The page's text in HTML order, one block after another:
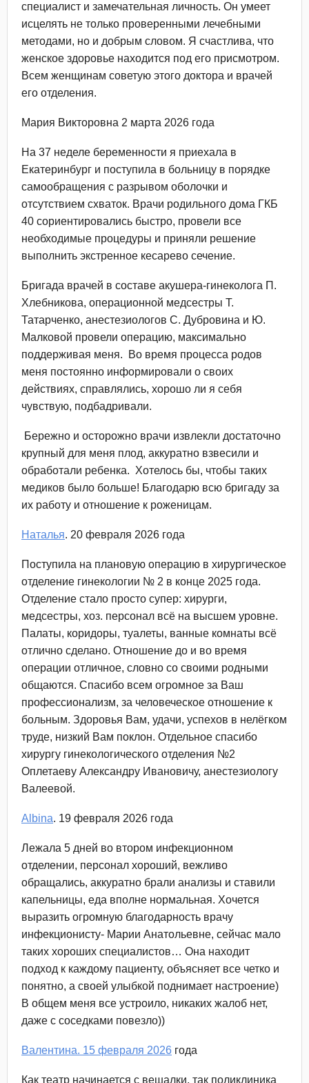
специалист и замечательная личность. Он умеет
исцелять не только проверенными лечебными
методами, но и добрым словом. Я счастлива, что
женское здоровье находится под его присмотром.
Всем женщинам советую этого доктора и врачей
его отделения.
Мария Викторовна 2 марта 2026 года
На 37 неделе беременности я приехала в
Екатеринбург и поступила в больницу в порядке
самообращения с разрывом оболочки и
отсутствием схваток. Врачи родильного дома ГКБ
40 сориентировались быстро, провели все
необходимые процедуры и приняли решение
выполнить экстренное кесарево сечение.
Бригада врачей в составе акушера-гинеколога П.
Хлебникова, операционной медсестры Т.
Татарченко, анестезиологов С. Дубровина и Ю.
Малковой провели операцию, максимально
поддерживая меня. Во время процесса родов
меня постоянно информировали о своих
действиях, справлялись, хорошо ли я себя
чувствую, подбадривали.
Бережно и осторожно врачи извлекли достаточно
крупный для меня плод, аккуратно взвесили и
обработали ребенка. Хотелось бы, чтобы таких
медиков было больше! Благодарю всю бригаду за
их работу и отношение к роженицам.
Наталья. 20 февраля 2026 года
Поступила на плановую операцию в хирургическое
отделение гинекологии № 2 в конце 2025 года.
Отделение стало просто супер: хирурги,
медсестры, хоз. персонал всё на высшем уровне.
Палаты, коридоры, туалеты, ванные комнаты всё
отлично сделано. Отношение до и во время
операции отличное, словно со своими родными
общаются. Спасибо всем огромное за Ваш
профессионализм, за человеческое отношение к
больным. Здоровья Вам, удачи, успехов в нелёгком
труде, низкий Вам поклон. Отдельное спасибо
хирургу гинекологического отделения №2
Оплетаеву Александру Ивановичу, анестезиологу
Валеевой.
Albina. 19 февраля 2026 года
Лежала 5 дней во втором инфекционном
отделении, персонал хороший, вежливо
обращались, аккуратно брали анализы и ставили
капельницы, еда вполне нормальная. Хочется
выразить огромную благодарность врачу
инфекционисту- Марии Анатольевне, сейчас мало
таких хороших специалистов… Она находит
подход к каждому пациенту, объясняет все четко и
понятно, а своей улыбкой поднимает настроение)
В общем меня все устроило, никаких жалоб нет,
даже с соседками повезло))
Валентина. 15 февраля 2026 года
Как театр начинается с вешалки, так поликлиника